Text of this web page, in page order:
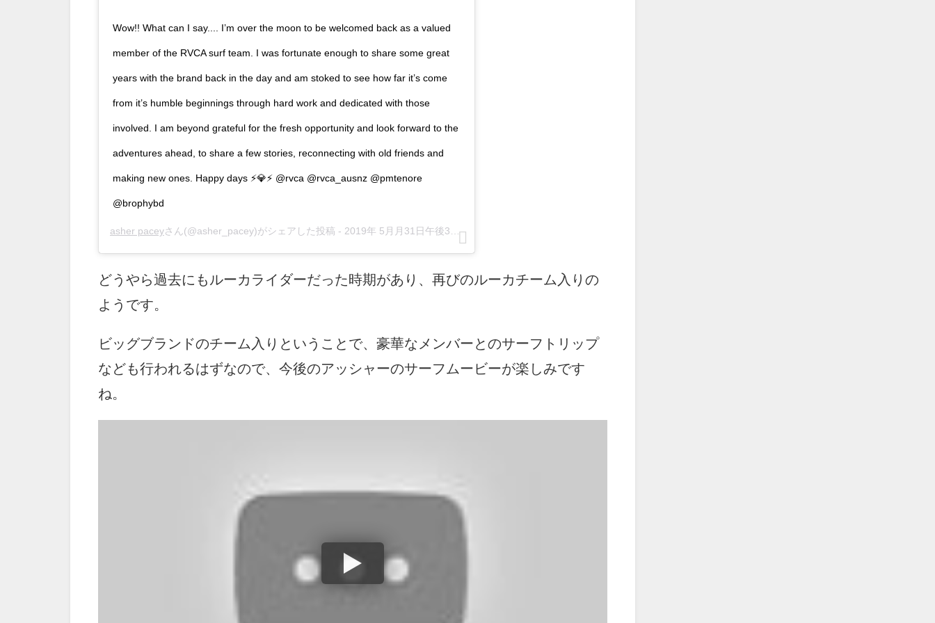
Wow!! What can I say.... I’m over the moon to be welcomed back as a valued
member of the RVCA surf team. I was fortunate enough to share some great
years with the brand back in the day and am stoked to see how far it’s come
from it’s humble beginnings through hard work and dedicated with those
involved. I am beyond grateful for the fresh opportunity and look forward to the
adventures ahead, to share a few stories, reconnecting with old friends and
making new ones. Happy days ⚡️💎⚡️ @rvca @rvca_ausnz @pmtenore
@brophybd
asher paceyさん(@asher_pacey)がシェアした投稿 - 2019年 5月月31日午後3時01分PDT
どうやら過去にもルーカライダーだった時期があり、再びのルーカチーム入りの
ようです。
ビッグブランドのチーム入りということで、豪華なメンバーとのサーフトリップ
なども行われるはずなので、今後のアッシャーのサーフムービーが楽しみです
ね。